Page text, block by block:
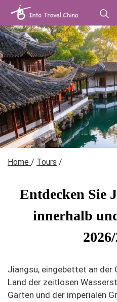
Home / Tours /
Entdecken Sie
innerhalb
Jiangsu, eingebettet an der
Land der zeitlosen
Gärten und der imperialen